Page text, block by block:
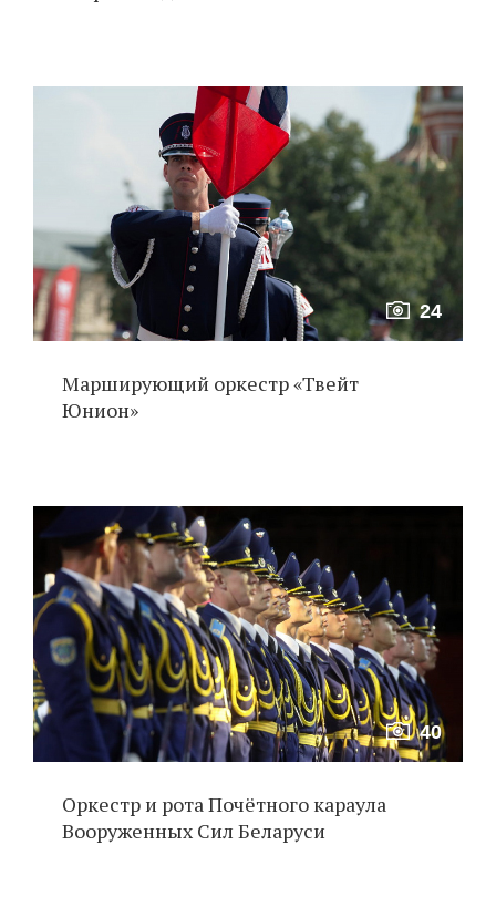
24
Марширующий оркестр «Твейт
Юнион»
40
Оркестр и рота Почётного караула
Вооруженных Сил Беларуси